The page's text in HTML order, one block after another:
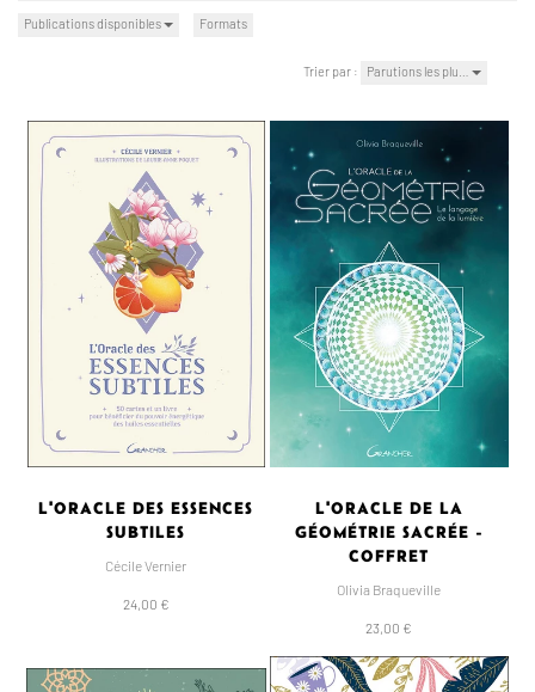
Publications disponibles Formats
Trier par : Parutions les plu…
L'ORACLE DES ESSENCES
SUBTILES
Cécile Vernier
24,00 €
L'ORACLE DE LA
GÉOMÉTRIE SACRÉE -
COFFRET
Olivia Braqueville
23,00 €